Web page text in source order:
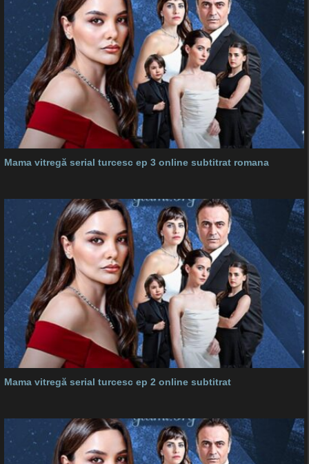
Mama vitregă serial turcesc ep 3 online subtitrat romana
Mama vitregă serial turcesc ep 2 online subtitrat